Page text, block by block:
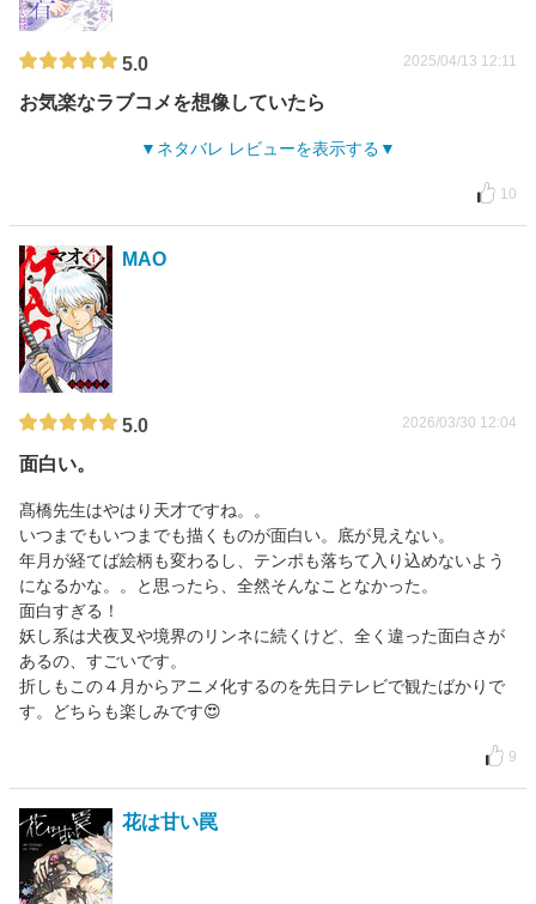
5.0 2025/04/13 12:11
お気楽なラブコメを想像していたら
ネタバレ レビューを表示する
10
MAO
5.0 2026/03/30 12:04
面白い。
髙橋先生はやはり天才ですね。。
いつまでもいつまでも描くものが面白い。底が見えない。
年月が経てば絵柄も変わるし、テンポも落ちて入り込めないよう
になるかな。。と思ったら、全然そんなことなかった。
面白すぎる！
妖し系は犬夜叉や境界のリンネに続くけど、全く違った面白さが
あるの、すごいです。
折しもこの４月からアニメ化するのを先日テレビで観たばかりで
す。どちらも楽しみです😍
9
花は甘い罠